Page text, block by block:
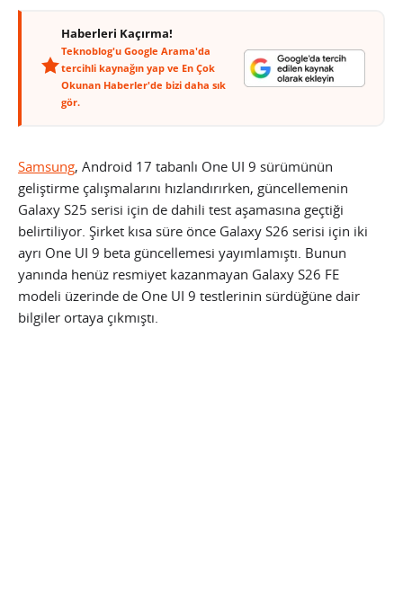
Haberleri Kaçırma!
Teknoblog'u Google Arama'da
tercihli kaynağın yap ve En Çok
Okunan Haberler'de bizi daha sık
gör.
Samsung, Android 17 tabanlı One UI 9 sürümünün
geliştirme çalışmalarını hızlandırırken, güncellemenin
Galaxy S25 serisi için de dahili test aşamasına geçtiği
belirtiliyor. Şirket kısa süre önce Galaxy S26 serisi için iki
ayrı One UI 9 beta güncellemesi yayımlamıştı. Bunun
yanında henüz resmiyet kazanmayan Galaxy S26 FE
modeli üzerinde de One UI 9 testlerinin sürdüğüne dair
bilgiler ortaya çıkmıştı.